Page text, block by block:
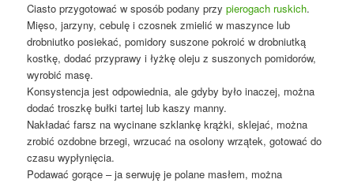
Ciasto przygotować w sposób podany przypierogach ruskich.
Mięso, jarzyny, cebulę i czosnek zmielić w maszynce lub
drobniutko posiekać, pomidory suszone pokroić w drobniutką
kostkę, dodać przyprawy i łyżkę oleju z suszonych pomidorów,
wyrobić masę.
Konsystencja jest odpowiednia, ale gdyby było inaczej, można
dodać troszkę bułki tartej lub kaszy manny.
Nakładać farsz na wycinane szklankę krążki, sklejać, można
zrobić ozdobne brzegi, wrzucać na osolony wrzątek, gotować do
czasu wypłynięcia.
Podawać gorące – ja serwuję je polane masłem, można